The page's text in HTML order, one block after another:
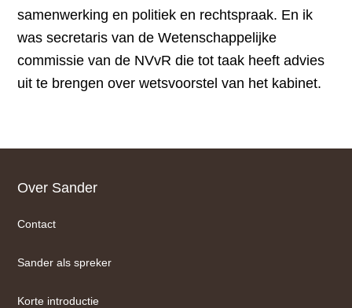
samenwerking en politiek en rechtspraak. En ik
was secretaris van de Wetenschappelijke
commissie van de NVvR die tot taak heeft advies
uit te brengen over wetsvoorstel van het kabinet.
Footer
Over Sander
Contact
Sander als spreker
Korte introductie